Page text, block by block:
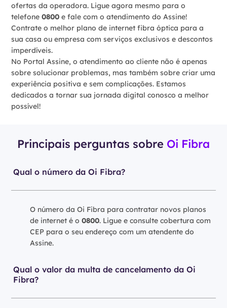
ofertas da operadora. Ligue agora mesmo para o
telefone0800 e fale com o atendimento do Assine!
Contrate o melhor plano de internet fibra óptica para a
sua casa ou empresa com serviços exclusivos e descontos
imperdíveis.
No Portal Assine, o atendimento ao cliente não é apenas
sobre solucionar problemas, mas também sobre criar uma
experiência positiva e sem complicações. Estamos
dedicados a tornar sua jornada digital conosco a melhor
possível!
Principais perguntas sobre Oi Fibra
Qual o número da Oi Fibra?
O número da Oi Fibra para contratar novos planos
de internet é o0800. Ligue e consulte cobertura com
CEP para o seu endereço com um atendente do
Assine.
Qual o valor da multa de cancelamento da Oi
Fibra?